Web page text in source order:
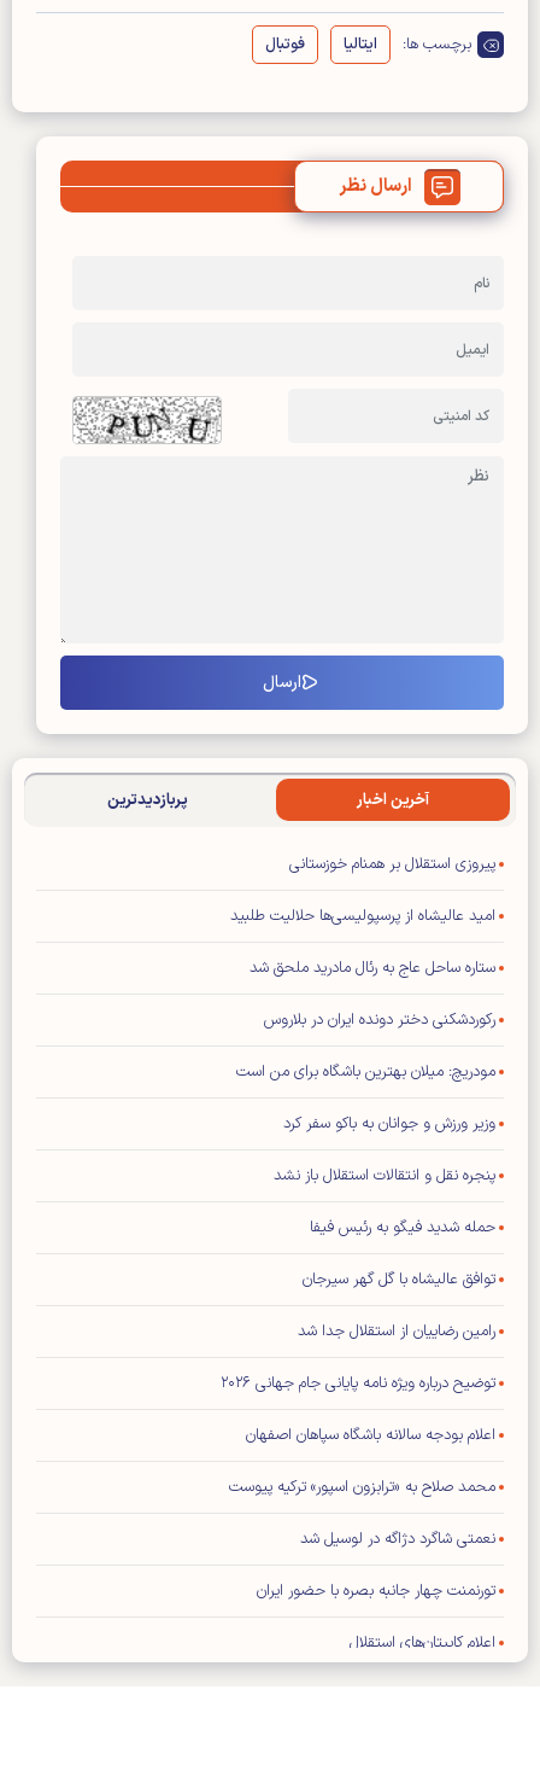
برچسب ها: ایتالیا فوتبال
ارسال نظر
آخرین اخبار پربازدیدترین
پیروزی استقلال بر همنام خوزستانی
امید عالیشاه از پرسپولیسی‌ها حلالیت طلبید
ستاره ساحل عاج به رئال مادرید ملحق شد
رکوردشکنی دختر دونده ایران در بلاروس
مودریچ: میلان بهترین باشگاه برای من است
وزیر ورزش و جوانان به باکو سفر کرد
پنجره نقل و انتقالات استقلال باز نشد
حمله شدید فیگو به رئیس فیفا
توافق عالیشاه با گل گهر سیرجان
رامین رضاییان از استقلال جدا شد
توضیح درباره ویژه نامه پایانی جام جهانی ۲۰۲۶
اعلام بودجه سالانه باشگاه سپاهان اصفهان
محمد صلاح به «ترابزون اسپور» ترکیه پیوست
نعمتی شاگرد دژاگه در لوسیل شد
تورنمنت چهار جانبه بصره با حضور ایران
اعلام کاپیتان‌های استقلال